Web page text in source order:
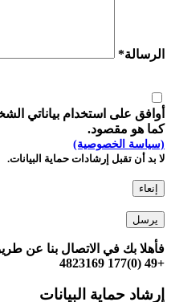
الرسالة*
أوافق على استخدام بياناتي
كما هو مقصود.
(سياسة الخصوصية)
لا بد أن تقبل إرشادات حماية البيانات.
إنعاء
يرسل
فأهلا بك في الاتصال بنا عن
+49 (0)177 4823169
إرشاد حماية البيانات